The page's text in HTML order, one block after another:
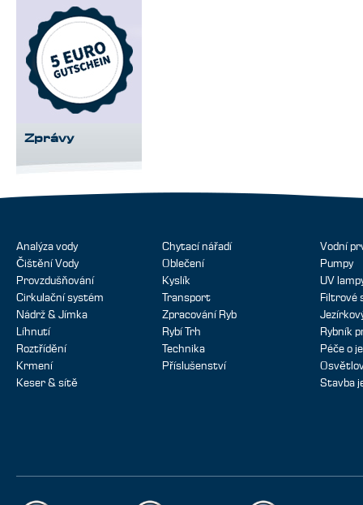
Zprávy
Analýza vody
Čištění Vody
Provzdušňování
Cirkulační systém
Nádrž & Jímka
Líhnutí
Roztřídění
Krmení
Keser & sítě
Chytací nářadí
Oblečení
Kyslík
Transport
Zpracování Ryb
Rybí Trh
Technika
Příslušenství
Vodní
Pumpy
UV
Filtrové
Rybník
Péče o
Stavba